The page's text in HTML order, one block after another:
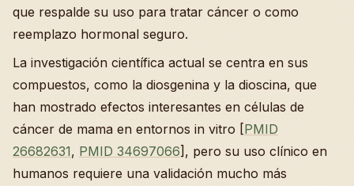
que respalde su uso para tratar cáncer o como
reemplazo hormonal seguro.
La investigación científica actual se centra en sus
compuestos, como la diosgenina y la dioscina, que
han mostrado efectos interesantes en células de
cáncer de mama en entornos in vitro [PMID
26682631, PMID 34697066], pero su uso clínico en
humanos requiere una validación mucho más